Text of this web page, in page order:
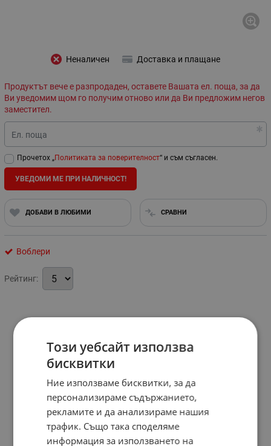
Неналичен Доставка и плащане
Продуктът вече е разпродаден, оставете Вашата ел. поща, за да
Ви уведомим щом го получим отново или да Ви предложим негов
заместител.
Ел. поща
Прочетох „Политиката за поверителност“ и съм съгласен.
УВЕДОМИ МЕ ПРИ НАЛИЧНОСТ!
ДОБАВИ В ЛЮБИМИ СРАВНИ
Воблери
Рейтинг:
Този уебсайт използва
бисквитки
Ние използваме бисквитки, за да
персонализираме съдържанието,
рекламите и да анализираме нашия
трафик. Също така споделяме
информация за използването на